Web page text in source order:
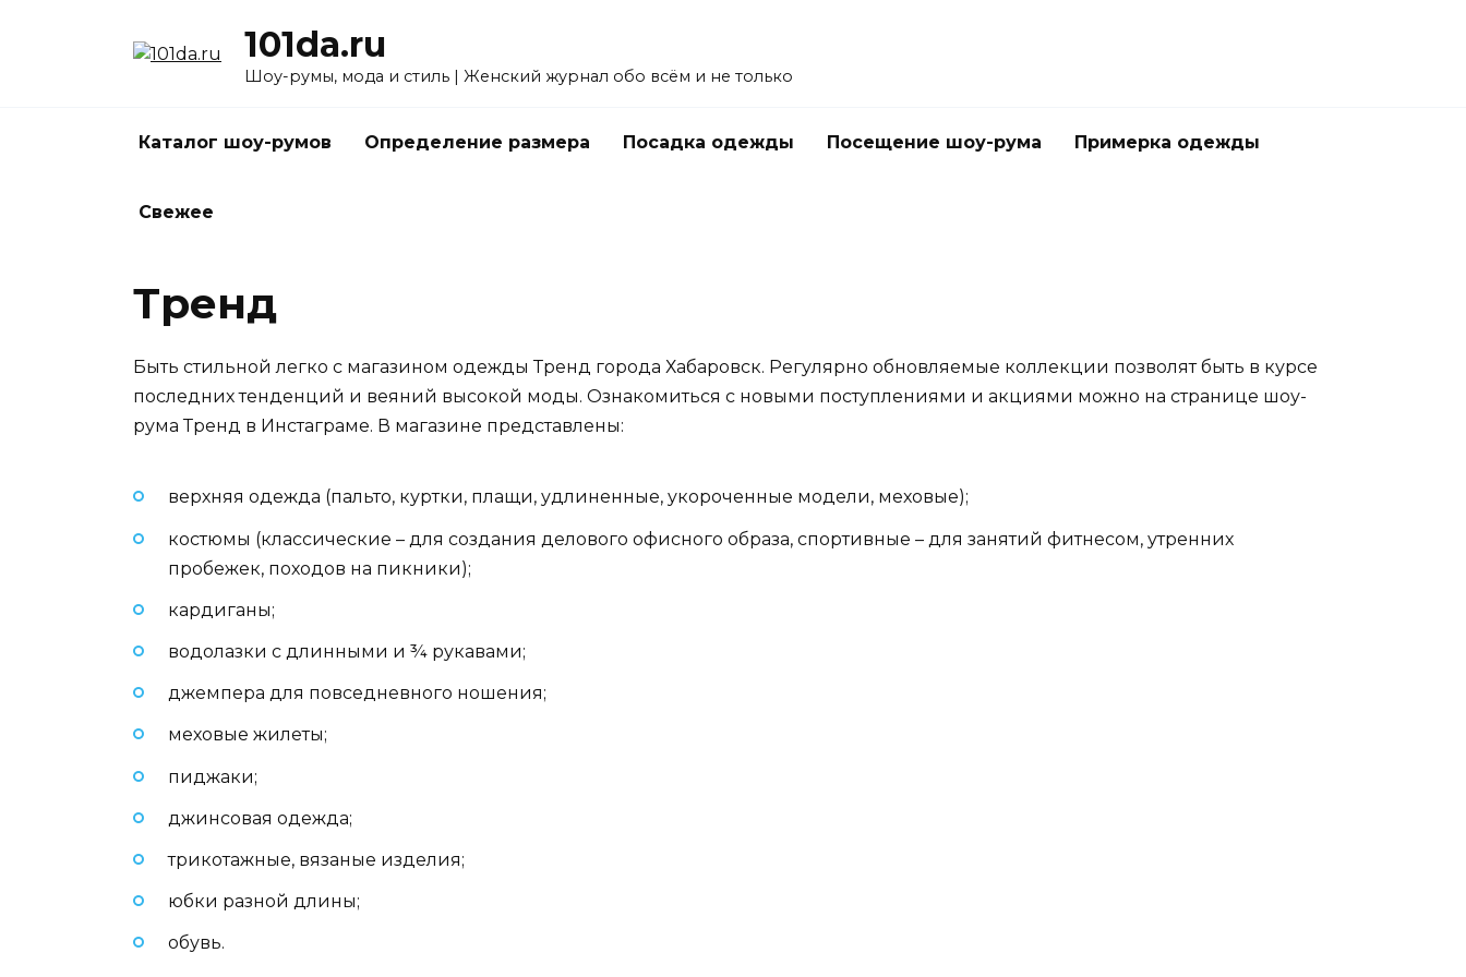
101da.ru
Шоу-румы, мода и стиль | Женский журнал обо всём и не только
Каталог шоу-румов Определение размера Посадка одежды Посещение шоу-рума Примерка одежды
Свежее
Тренд
Быть стильной легко с магазином одежды Тренд города Хабаровск. Регулярно обновляемые коллекции позволят быть в курсе
последних тенденций и веяний высокой моды. Ознакомиться с новыми поступлениями и акциями можно на странице шоу-
рума Тренд в Инстаграме. В магазине представлены:
верхняя одежда (пальто, куртки, плащи, удлиненные, укороченные модели, меховые);
костюмы (классические – для создания делового офисного образа, спортивные – для занятий фитнесом, утренних
пробежек, походов на пикники);
кардиганы;
водолазки с длинными и ¾ рукавами;
джемпера для повседневного ношения;
меховые жилеты;
пиджаки;
джинсовая одежда;
трикотажные, вязаные изделия;
юбки разной длины;
обувь.